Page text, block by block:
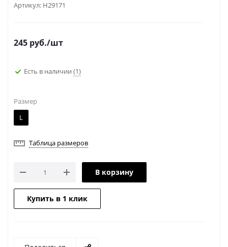
Артикул: H29171
245 руб./шт
Есть в наличии (1)
Размер
L
Таблица размеров
В корзину
Купить в 1 клик